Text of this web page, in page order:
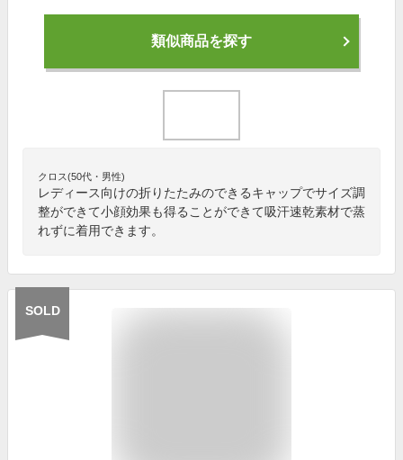
類似商品を探す
クロス(50代・男性)
レディース向けの折りたたみのできるキャップでサイズ調
整ができて小顔効果も得ることができて吸汗速乾素材で蒸
れずに着用できます。
SOLD